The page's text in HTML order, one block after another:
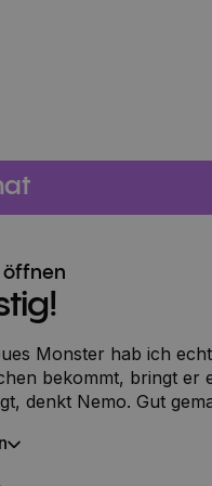
öffnen
Monster hab ich
bekommt, bringt er
denkt Nemo. Gut
am Tag. 2. Jemand